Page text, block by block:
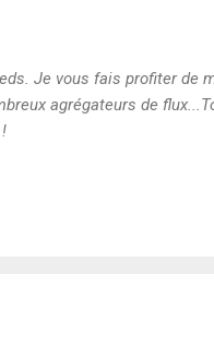
Je vous fais profiter de
agrégateurs de